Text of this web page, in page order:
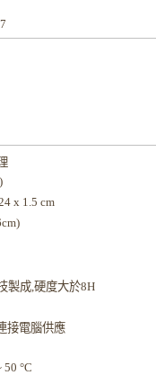
x 1.5 cm
製成,硬度大於8H
接電腦供應
50 °C